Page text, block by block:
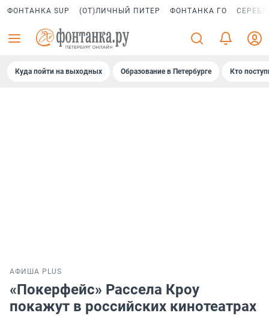
ФОНТАНКА SUP (ОТ)ЛИЧНЫЙ ПИТЕР ФОНТАНКА ГО
Куда пойти на выходных Образование в Петербурге Кто
АФИША PLUS
«Покерфейс» Рассела Кроу
покажут в российских кинотеатрах